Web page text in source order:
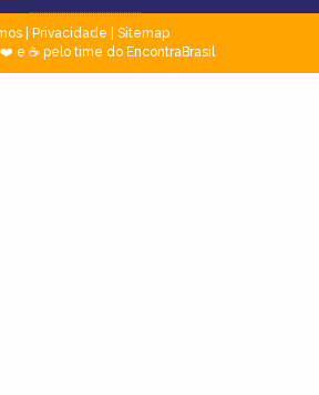
| Privacidade
Sitemap
e ☕ pelo time do EncontraBrasil